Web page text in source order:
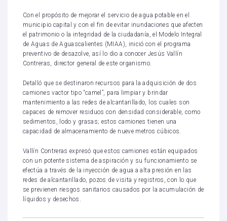
Con el propósito de mejorar el servicio de agua potable en el
municipio capital y con el fin de evitar inundaciones que afecten
el patrimonio o la integridad de la ciudadanía, el Modelo Integral
de Aguas de Aguascalientes (MIAA), inició con el programa
preventivo de desazolve, así lo dio a conocer Jesús Vallín
Contreras, director general de este organismo.
Detalló que se destinaron recursos para la adquisición de dos
camiones vactor tipo “camel”, para limpiar y brindar
mantenimiento a las redes de alcantarillado, los cuales son
capaces de remover residuos con densidad considerable, como
sedimentos, lodo y grasas; estos camiones tienen una
capacidad de almacenamiento de nueve metros cúbicos.
Vallín Contreras expresó que estos camiones están equipados
con un potente sistema de aspiración y su funcionamiento se
efectúa a través de la inyección de agua a alta presión en las
redes de alcantarillado, pozos de visita y registros, con lo que
se previenen riesgos sanitarios causados por la acumulación de
líquidos y desechos.